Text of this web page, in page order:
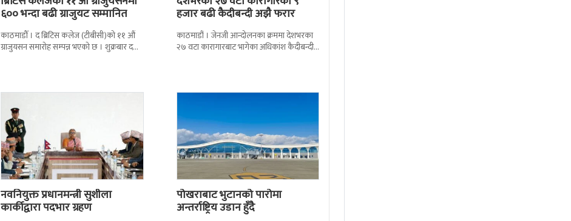
६०० भन्दा बढी ग्राजुयट सम्मानित
काठमाडौँ । द ब्रिटिस कलेज (टीबीसी)को ११ औं
ग्राजुयसन समारोह सम्पन्न भएको छ । शुक्रबार द
हजार बढी कैदीबन्दी अझै फरार
काठमाडौं । जेनजी आन्दोलनका क्रममा देशभरका
२७ वटा कारागारबाट भागेका अधिकांश कैदीबन्दी
नवनियुक्त प्रधानमन्त्री सुशीला
कार्कीद्वारा पदभार ग्रहण
पोखराबाट भुटानको पारोमा
अन्तर्राष्ट्रिय उडान हुँदै